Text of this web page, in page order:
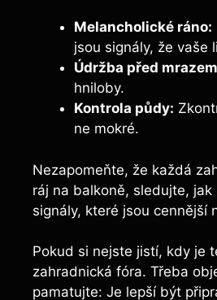
Melancholické ráno:
jsou signály, že vaše
Údržba před
hniloby.
Kontrola půdy:
ne mokré.
Nezapomeňte, že každá
ráj na balkoně, sledujte,
signály, které jsou cennější
Pokud si nejste jistí, kdy je
zahradnická fóra. Třeba
pamatujte: Je lepší být